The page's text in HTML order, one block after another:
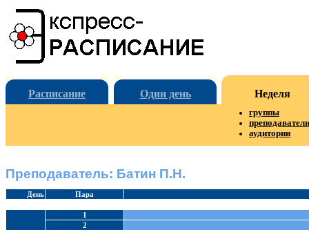
Расписание Один день Неделя
группы
преподаватели
аудитории
Преподаватель: Батин П.Н.
День Пара
1
2